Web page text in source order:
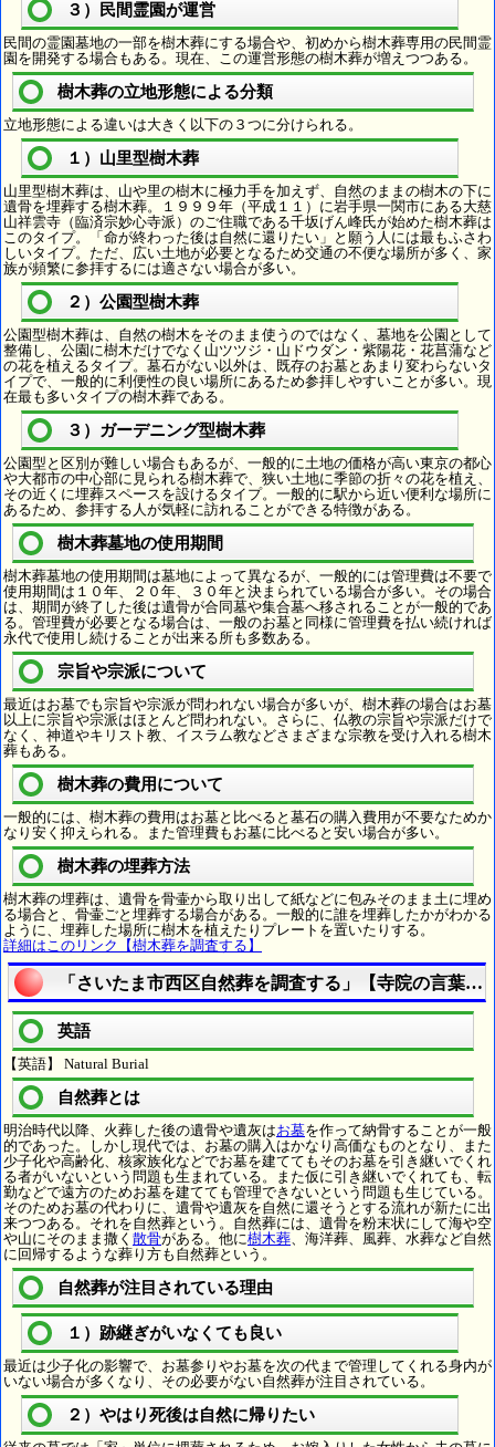
３）民間霊園が運営
民間の霊園墓地の一部を樹木葬にする場合や、初めから樹木葬専用の民間霊
園を開発する場合もある。現在、この運営形態の樹木葬が増えつつある。
樹木葬の立地形態による分類
立地形態による違いは大きく以下の３つに分けられる。
１）山里型樹木葬
山里型樹木葬は、山や里の樹木に極力手を加えず、自然のままの樹木の下に
遺骨を埋葬する樹木葬。１９９９年（平成１１）に岩手県一関市にある大慈
山祥雲寺（臨済宗妙心寺派）のご住職である千坂げん峰氏が始めた樹木葬は
このタイプ。「命が終わった後は自然に還りたい」と願う人には最もふさわ
しいタイプ。ただ、広い土地が必要となるため交通の不便な場所が多く、家
族が頻繁に参拝するには適さない場合が多い。
２）公園型樹木葬
公園型樹木葬は、自然の樹木をそのまま使うのではなく、墓地を公園として
整備し、公園に樹木だけでなく山ツツジ・山ドウダン・紫陽花・花菖蒲など
の花を植えるタイプ。墓石がない以外は、既存のお墓とあまり変わらないタ
イプで、一般的に利便性の良い場所にあるため参拝しやすいことが多い。現
在最も多いタイプの樹木葬である。
３）ガーデニング型樹木葬
公園型と区別が難しい場合もあるが、一般的に土地の価格が高い東京の都心
や大都市の中心部に見られる樹木葬で、狭い土地に季節の折々の花を植え、
その近くに埋葬スペースを設けるタイプ。一般的に駅から近い便利な場所に
あるため、参拝する人が気軽に訪れることができる特徴がある。
樹木葬墓地の使用期間
樹木葬墓地の使用期間は墓地によって異なるが、一般的には管理費は不要で
使用期間は１０年、２０年、３０年と決まられている場合が多い。その場合
は、期間が終了した後は遺骨が合同墓や集合墓へ移されることが一般的であ
る。管理費が必要となる場合は、一般のお墓と同様に管理費を払い続ければ
永代で使用し続けることが出来る所も多数ある。
宗旨や宗派について
最近はお墓でも宗旨や宗派が問われない場合が多いが、樹木葬の場合はお墓
以上に宗旨や宗派はほとんど問われない。さらに、仏教の宗旨や宗派だけで
なく、神道やキリスト教、イスラム教などさまざまな宗教を受け入れる樹木
葬もある。
樹木葬の費用について
一般的には、樹木葬の費用はお墓と比べると墓石の購入費用が不要なためか
なり安く抑えられる。また管理費もお墓に比べると安い場合が多い。
樹木葬の埋葬方法
樹木葬の埋葬は、遺骨を骨壷から取り出して紙などに包みそのまま土に埋め
る場合と、骨壷ごと埋葬する場合がある。一般的に誰を埋葬したかがわかる
ように、埋葬した場所に樹木を植えたりプレートを置いたりする。
詳細はこのリンク【樹木葬を調査する】
「さいたま市西区自然葬を調査する」【寺院の言葉の
英語
【英語】 Natural Burial
自然葬とは
明治時代以降、火葬した後の遺骨や遺灰はお墓を作って納骨することが一般
的であった。しかし現代では、お墓の購入はかなり高価なものとなり、また
少子化や高齢化、核家族化などでお墓を建ててもそのお墓を引き継いでくれ
る者がいないという問題も生まれている。また仮に引き継いでくれても、転
勤などで遠方のためお墓を建てても管理できないという問題も生じている。
そのためお墓の代わりに、遺骨や遺灰を自然に還そうとする流れが新たに出
来つつある。それを自然葬という。自然葬には、遺骨を粉末状にして海や空
や山にそのまま撒く 散骨がある。他に樹木葬、海洋葬、風葬、水葬など自然
に回帰するような葬り方も自然葬という。
自然葬が注目されている理由
１）跡継ぎがいなくても良い
最近は少子化の影響で、お墓参りやお墓を次の代まで管理してくれる身内が
いない場合が多くなり、その必要がない自然葬が注目されている。
２）やはり死後は自然に帰りたい